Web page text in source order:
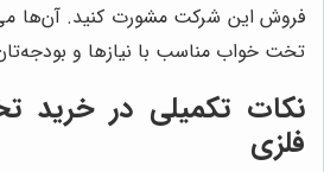
فروش این شرکت مشورت کنید. آن‌ها
تخت خواب مناسب با نیازها و
نکات تکمیلی در خرید
فلزی